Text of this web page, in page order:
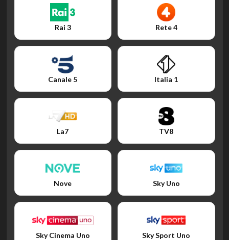
Rai 3 Rete 4
Canale 5 Italia 1
La7 TV8
Nove Sky Uno
Sky Cinema Uno Sky Sport Uno